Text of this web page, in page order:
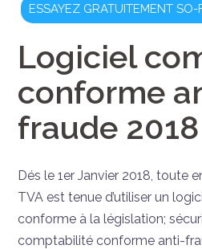
ESSAYEZ GRATUITEMENT
Logiciel
conforme
fraude 2018
Dés le 1er Janvier 2018, toute
TVA est tenue d’utiliser un
conforme à la législation;
comptabilité conforme anti-